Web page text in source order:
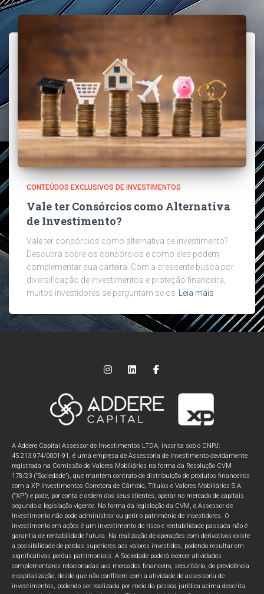
CONTEÚDOS EXCLUSIVOS DE INVESTIMENTOS
Vale ter Consórcios como Alternativa
de Investimento?
Vale ter consórcios como alternativa de investimento?
Descubra sobre os consórcios e como eles podem
complementar sua carteira. Com a crescente busca por
diversificação de investimentos e proteção financeira,
muitos investidores se perguntam se os
Leia mais
A Addere Capital Assessor de Investimentos LTDA, inscrita sob o CNPJ:
45.213.974/0001-91, é uma empresa de Assessoria de Investimento devidamente
registrada na Comissão de Valores Mobiliários na forma da Resolução CVM
178/23 (“Sociedade”), que mantém contrato de distribuição de produtos financeiros
com a XP Investimentos Corretora de Câmbio, Títulos e Valores Mobiliários S.A.
(“XP”) e pode, por conta e ordem dos seus clientes, operar no mercado de capitais
segundo a legislação vigente. Na forma da legislação da CVM, o Assessor de
Investimento não pode administrar ou gerir o patrimônio de investidores. O
investimento em ações é um investimento de risco e rentabilidade passada não é
garantia de rentabilidade futura. Na realização de operações com derivativos existe
a possibilidade de perdas superiores aos valores investidos, podendo resultar em
significativas perdas patrimoniais. A Sociedade poderá exercer atividades
complementares relacionadas aos mercados financeiro, securitário, de previdência
e capitalização, desde que não conflitem com a atividade de assessoria de
investimentos, podendo ser realizada por meio da pessoa jurídica acima descrita